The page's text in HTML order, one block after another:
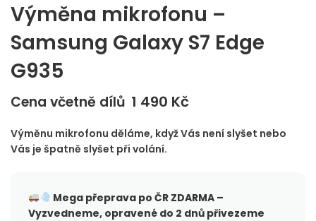
Výměna mikrofonu –
Samsung Galaxy S7 Edge
G935
Cena včetně dílů 1 490 Kč
Výměnu mikrofonu děláme, když Vás není slyšet nebo
Vás je špatně slyšet při volání.
Mega přeprava po ČRZDARMA –
Vyzvedneme, opravené do 2 dnů přivezeme